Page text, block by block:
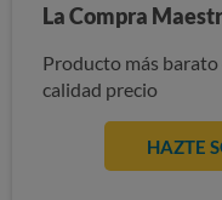
La Compra
Producto más
calidad precio
HAZTE